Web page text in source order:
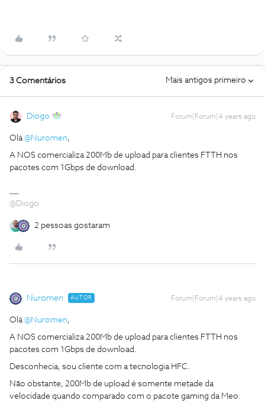
3 Comentários Mais antigos primeiro
Diogo Forum|Forum|4 years ago
Olá@Nuromen,
A NOS comercializa 200Mb de upload para clientes FTTH nos
pacotes com 1Gbps de download.
@Diogo
2 pessoas gostaram
Nuromen AUTOR Forum|Forum|4 years ago
Olá@Nuromen,
A NOS comercializa 200Mb de upload para clientes FTTH nos
pacotes com 1Gbps de download.
Desconhecia, sou cliente com a tecnologia HFC.
Não obstante, 200Mb de upload é somente metade da
velocidade quando comparado com o pacote gaming da Meo.